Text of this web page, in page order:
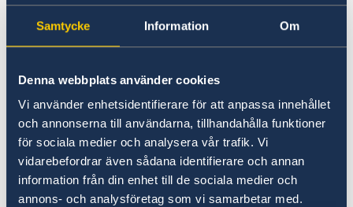
Samtycke Information Om
Denna webbplats använder cookies
Vi använder enhetsidentifierare för att anpassa innehållet
och annonserna till användarna, tillhandahålla funktioner
för sociala medier och analysera vår trafik. Vi
vidarebefordrar även sådana identifierare och annan
information från din enhet till de sociala medier och
annons- och analysföretag som vi samarbetar med.
Graviditetsintyg och födelsejournal från
barnmorska/läkare/sjukhus, och/eller
och vem som närvarade vid förlossningen
Vigselbevis (om föräldrarna är gifta) eller
om inte så är fallet
Faderskapsfastställelse i de fall endast
fadern är svensk medborgare och
föräldrarna inte är gifta när barnet föds.